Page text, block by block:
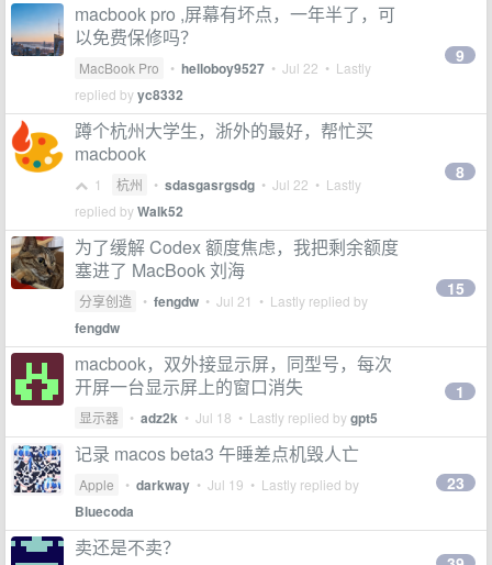
macbook pro ,屏幕有坏点，一年半了，可
以免费保修吗？
MacBook Pro • helloboy9527 • Jul 22 • Lastly
replied byyc8332
9
蹲个杭州大学生，浙外的最好，帮忙买
macbook
1 杭州 • sdasgasrgsdg • Jul 22 • Lastly
replied byWalk52
8
为了缓解 Codex 额度焦虑，我把剩余额度
塞进了 MacBook 刘海
分享创造 • fengdw • Jul 21 • Lastly replied by
fengdw
15
macbook，双外接显示屏，同型号，每次
开屏一台显示屏上的窗口消失
显示器 • adz2k • Jul 18 • Lastly replied bygpt5
1
记录 macos beta3 午睡差点机毁人亡
Apple • darkway • Jul 19 • Lastly replied by
Bluecoda
23
卖还是不卖？